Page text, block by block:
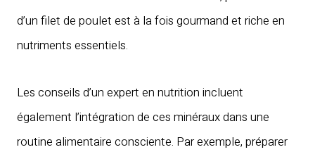
d’un filet de poulet est à la fois gourmand et riche en
nutriments essentiels.
Les conseils d’un expert en nutrition incluent
également l’intégration de ces minéraux dans une
routine alimentaire consciente. Par exemple, préparer